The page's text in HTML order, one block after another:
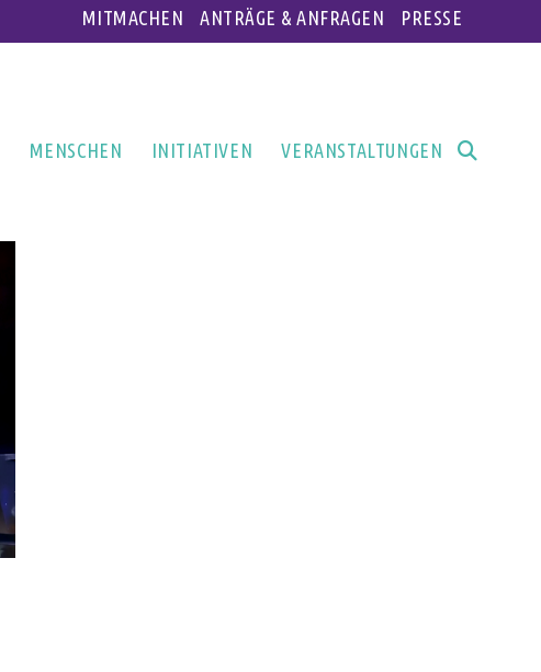
MITMACHEN ANTRÄGE & ANFRAGEN PRESSE
MENSCHEN INITIATIVEN VERANSTALTUNGEN